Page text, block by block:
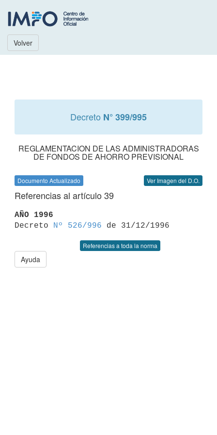
Volver
Decreto N° 399/995
REGLAMENTACION DE LAS ADMINISTRADORAS
DE FONDOS DE AHORRO PREVISIONAL
Documento Actualizado Ver Imagen del D.O.
Referencias al artículo 39
AÑO 1996
Decreto
Nº 526/996
Referencias a toda la norma
Ayuda